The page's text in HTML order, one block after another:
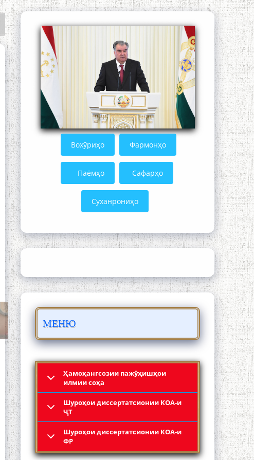
Вохӯриҳо Фармонҳо
Паёмҳо Сафарҳо
Суханрониҳо
МЕНЮ
Ҳамоҳангсозии пажӯҳишҳои
илмии соҳа
Шyроҳои диссертатсионии КОА-и
ҶТ
Шyроҳои диссертатсионии КОА-и
ФР
Устод Мумин Қаноат (Ustod Mumin
Qanoat) and Master Mehryar
Mehrafarin about the conflict of the
name of the Persian Gulf
Сайри Дарвоз бо Мӯъмин Қаноат:
Чанор ҳам "гап" мезанад
МАОРИФИ КИШВАР АЗ ҶОНИБИ
ОЛИМОНИ АКАДЕМИЯИ МИЛЛИИ
ОСОРХОНАИ МӮЪМИН ҚАНОАТ
Кадамчо Худои Шарифзода